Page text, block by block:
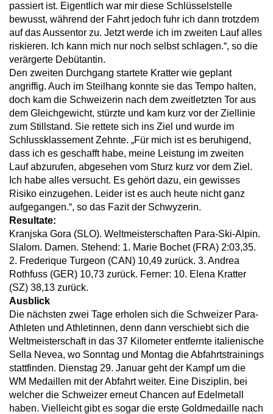
passiert ist. Eigentlich war mir diese Schlüsselstelle
bewusst, während der Fahrt jedoch fuhr ich dann trotzdem
auf das Aussentor zu. Jetzt werde ich im zweiten Lauf alles
riskieren. Ich kann mich nur noch selbst schlagen.“, so die
verärgerte Debütantin.
Den zweiten Durchgang startete Kratter wie geplant
angriffig. Auch im Steilhang konnte sie das Tempo halten,
doch kam die Schweizerin nach dem zweitletzten Tor aus
dem Gleichgewicht, stürzte und kam kurz vor der Ziellinie
zum Stillstand. Sie rettete sich ins Ziel und wurde im
Schlussklassement Zehnte. „Für mich ist es beruhigend,
dass ich es geschafft habe, meine Leistung im zweiten
Lauf abzurufen, abgesehen vom Sturz kurz vor dem Ziel.
Ich habe alles versucht. Es gehört dazu, ein gewisses
Risiko einzugehen. Leider ist es auch heute nicht ganz
aufgegangen.“, so das Fazit der Schwyzerin.
Resultate:
Kranjska Gora (SLO). Weltmeisterschaften Para-Ski-Alpin.
Slalom. Damen. Stehend: 1. Marie Bochet (FRA) 2:03,35.
2. Frederique Turgeon (CAN) 10,49 zurück. 3. Andrea
Rothfuss (GER) 10,73 zurück. Ferner: 10. Elena Kratter
(SZ) 38,13 zurück.
Ausblick
Die nächsten zwei Tage erholen sich die Schweizer Para-
Athleten und Athletinnen, denn dann verschiebt sich die
Weltmeisterschaft in das 37 Kilometer entfernte italienische
Sella Nevea, wo Sonntag und Montag die Abfahrtstrainings
stattfinden. Dienstag 29. Januar geht der Kampf um die
WM Medaillen mit der Abfahrt weiter. Eine Disziplin, bei
welcher die Schweizer erneut Chancen auf Edelmetall
haben. Vielleicht gibt es sogar die erste Goldmedaille nach